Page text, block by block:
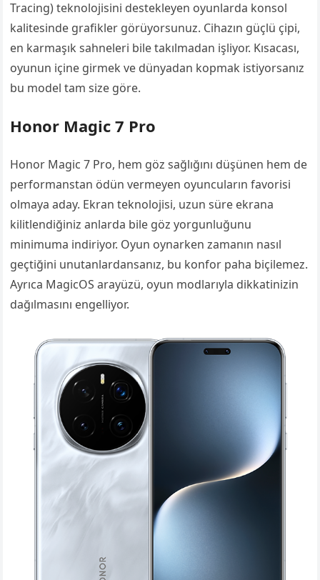
Tracing) teknolojisini destekleyen oyunlarda konsol
kalitesinde grafikler görüyorsunuz. Cihazın güçlü çipi,
en karmaşık sahneleri bile takılmadan işliyor. Kısacası,
oyunun içine girmek ve dünyadan kopmak istiyorsanız
bu model tam size göre.
Honor Magic 7 Pro
Honor Magic 7 Pro, hem göz sağlığını düşünen hem de
performanstan ödün vermeyen oyuncuların favorisi
olmaya aday. Ekran teknolojisi, uzun süre ekrana
kilitlendiğiniz anlarda bile göz yorgunluğunu
minimuma indiriyor. Oyun oynarken zamanın nasıl
geçtiğini unutanlardansanız, bu konfor paha biçilemez.
Ayrıca MagicOS arayüzü, oyun modlarıyla dikkatinizin
dağılmasını engelliyor.